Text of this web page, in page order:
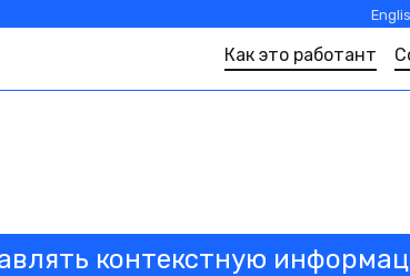
Как это работант
контекстную